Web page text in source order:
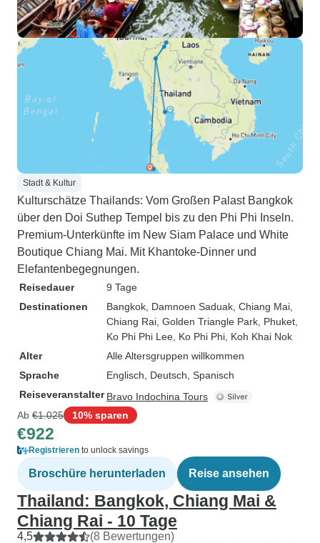
Stadt & Kultur
Kulturschätze Thailands: Vom Großen Palast Bangkok
über den Doi Suthep Tempel bis zu den Phi Phi Inseln.
Premium-Unterkünfte im New Siam Palace und White
Boutique Chiang Mai. Mit Khantoke-Dinner und
Elefantenbegegnungen.
Reisedauer
9 Tage
Destinationen
Bangkok , Damnoen Saduak , Chiang Mai
Chiang Rai , Golden Triangle Park , Phuket
Ko Phi Phi Lee , Ko Phi Phi , Koh Khai Nok
Alter
Alle Altersgruppen willkommen
Sprache
Englisch, Deutsch, Spanisch
Reiseveranstalter Bravo Indochina Tours
Ab €1.025 10% sparen
€922
Registrieren to unlock savings
Broschüre herunterladen Reise ansehen
Thailand: Bangkok, Chiang Mai &
Chiang Rai - 10 Tage
4,5 (8 Bewertungen)